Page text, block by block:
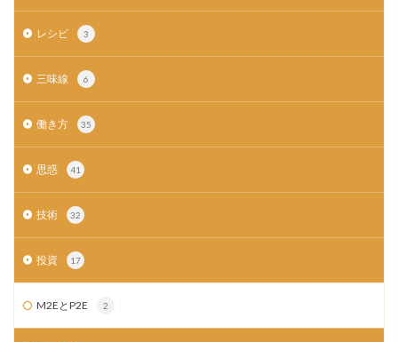
レシピ 3
三味線 6
働き方 35
思惑 41
技術 32
投資 17
M2EとP2E 2